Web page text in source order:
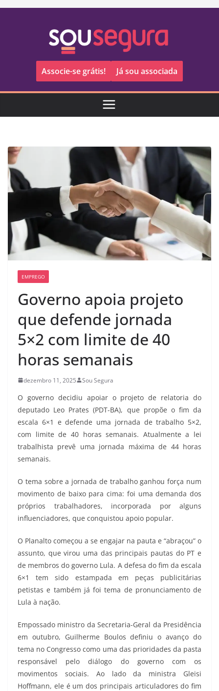
Pular
Associe-se grátis! Já sou associada
EMPREGO
Governo apoia projeto
que defende jornada
5×2 com limite de 40
horas semanais
dezembro 11, 2025 Sou Segura
O governo decidiu apoiar o projeto de relatoria do
deputado Leo Prates (PDT-BA), que propõe o fim da
escala 6×1 e defende uma jornada de trabalho 5×2,
com limite de 40 horas semanais. Atualmente a lei
trabalhista prevê uma jornada máxima de 44 horas
semanais.
O tema sobre a jornada de trabalho ganhou força num
movimento de baixo para cima: foi uma demanda dos
próprios trabalhadores, incorporada por alguns
influenciadores, que conquistou apoio popular.
O Planalto começou a se engajar na pauta e “abraçou” o
assunto, que virou uma das principais pautas do PT e
de membros do governo Lula. A defesa do fim da escala
6×1 tem sido estampada em peças publicitárias
petistas e também já foi tema de pronunciamento de
Lula à nação.
Empossado ministro da Secretaria-Geral da Presidência
em outubro, Guilherme Boulos definiu o avanço do
tema no Congresso como uma das prioridades da pasta
responsável pelo diálogo do governo com os
movimentos sociais. Ao lado da ministra Gleisi
Hoffmann, ele é um dos principais articuladores do fim